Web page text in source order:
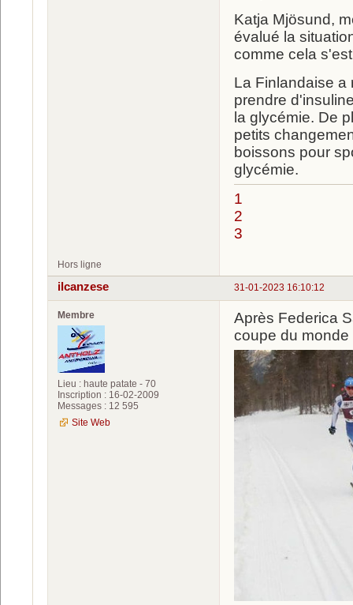
Katja Mjösund,
évalué la
comme cela
La Finlandaise a
prendre
la glycémie. De
petits
boissons pour
glycémie.
1
2
3
Hors ligne
31-01-2023 16:10:12
ilcanzese
Membre
Lieu : haute patate - 70
Inscription : 16-02-2009
Messages : 12 595
Site Web
Après Federica
coupe du